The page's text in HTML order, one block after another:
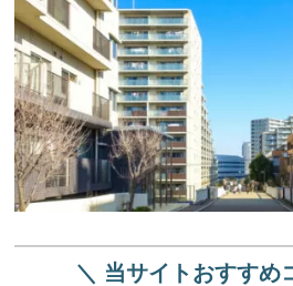
＼ 当サイトおすすめ